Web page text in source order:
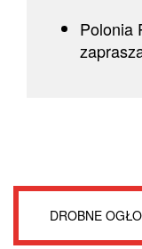
Polonia
DROBNE